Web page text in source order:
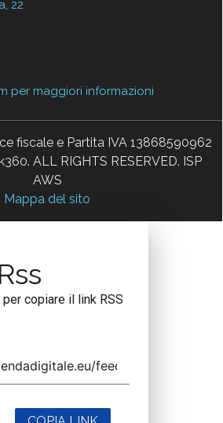
22
per maggiori informazioni
fiscale e Partita IVA 13868590962
ALL RIGHTS RESERVED. ISP
AWS
Mappa del sito
copiare il link RSS